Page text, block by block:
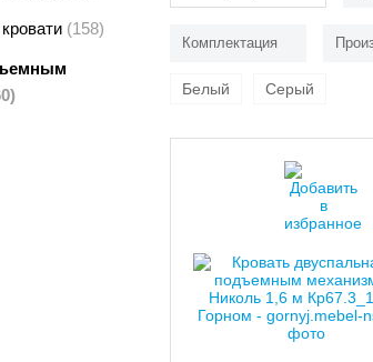
(158)
Комплектация
Белый Серый